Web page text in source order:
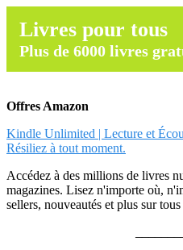
Livres pour tous
Plus de 6000 livres
Offres Amazon
Kindle Unlimited | Lecture et
Résiliez à tout moment.
Accédez à des millions de livres
magazines. Lisez n'importe où,
sellers, nouveautés et plus sur